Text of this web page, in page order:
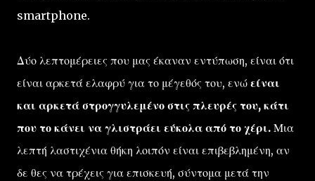
smartphone.
Δύο λεπτομέρειες που μας έκαναν εντύπωση, είναι ότι
είναι αρκετά ελαφρύ για το μέγεθός του, ενώ είναι
και αρκετά στρογγυλεμένο στις πλευρές του, κάτι
που το κάνει να γλιστράει εύκολα από το χέρι. Μια
λεπτή λαστιχένια θήκη λοιπόν είναι επιβεβλημένη, αν
δε θες να τρέχεις για επισκευή, σύντομα μετά την